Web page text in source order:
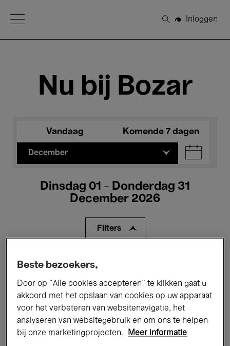
Open Menu
Zoeken
Inloggen
Nu bij Bozar
Vandaag Komende 7 dagen
December
Dinsdag 01 - Donderdag 31
December 2026
Filters
Alle evenementen
Tentoonstellingen Films
Performances Lezingen & Debatten
Jazz Klassieke Muziek Global Music
Beste bezoekers,
Door op “Alle cookies accepteren” te klikken gaat u
akkoord met het opslaan van cookies op uw apparaat
voor het verbeteren van websitenavigatie, het
analyseren van websitegebruik en om ons te helpen
bij onze marketingprojecten.
Meer informatie